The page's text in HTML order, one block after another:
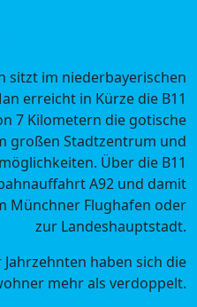
sitzt im niederbayerischen
erreicht in Kürze die B11
7 Kilometern die gotische
großen Stadtzentrum und
Über die B11
A92 und damit
Münchner Flughafen oder
zur Landeshauptstadt.
haben sich die
mehr als verdoppelt.